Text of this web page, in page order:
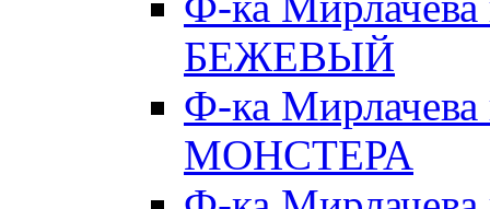
БЕЖЕВЫЙ
Ф-ка
МОНСТЕРА